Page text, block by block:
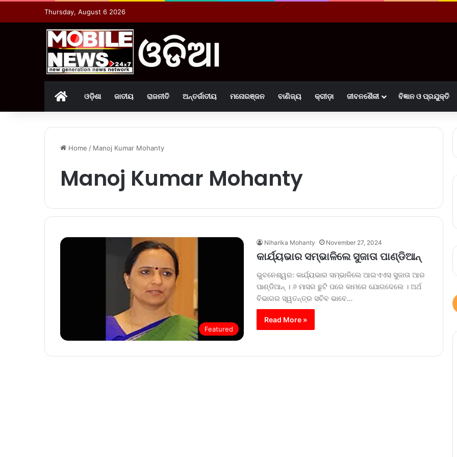
Thursday, August 6 2026
Homeଓଡ଼ିଶା ଜାତୀୟ ରାଜନୀତି ଅନ୍ତର୍ଜାତୀୟ ମନୋରଞ୍ଜନ ବାଣିଜ୍ୟ କ୍ରୀଡ଼ା ଜୀବନଶୈଳୀ ବିଜ୍ଞାନ ଓ ପ୍ରଯୁକ୍ତି
Home / Manoj Kumar Mohanty
Manoj Kumar Mohanty
Featured
Niharika Mohanty November 27, 2024
କାର୍ଯ୍ୟଭାର ସମ୍ଭାଳିଲେ ସୁଜାତା ପାଣ୍ଡିଆନ୍
ଭୁବନେଶ୍ୱର: କାର୍ଯ୍ୟଭାର ସମ୍ଭାଳିଲେ ଆଇଏଏସ ସୁଜାତା ଆର
ପାଣ୍ଡିଆନ୍ । ୬ ମାସର ଛୁଟି ପରେ କାମରେ ଯୋଗଦେଲେ । ଅର୍ଥ
ବିଭାଗର ସ୍ୱତନ୍ତ୍ର ସଚିବ ଭାବେ…
Read More »